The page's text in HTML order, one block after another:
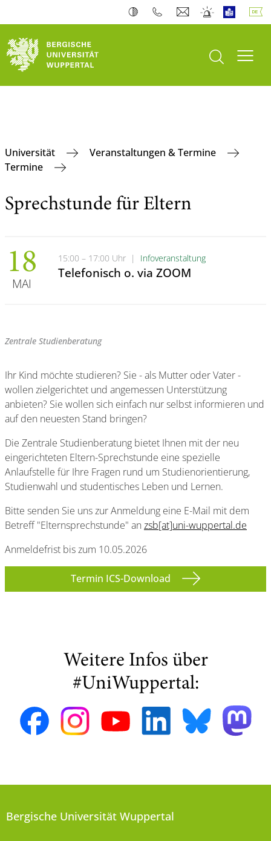
Suche öffnen
Universität
Veranstaltungen & Termine
Termine
Sprechstunde für Eltern
18
MAI
15:00 – 17:00 Uhr | Infoveranstaltung
Telefonisch o. via ZOOM
Zentrale Studienberatung
Ihr Kind möchte studieren? Sie - als Mutter oder Vater -
wollen zielgerichtet und angemessen Unterstützung
anbieten? Sie wollen sich einfach nur selbst informieren und
auf den neuesten Stand bringen?
Die Zentrale Studienberatung bietet Ihnen mit der neu
eingerichteten Eltern-Sprechstunde eine spezielle
Anlaufstelle für Ihre Fragen rund um Studienorientierung,
Studienwahl und studentisches Leben und Lernen.
Bitte senden Sie uns zur Anmeldung eine E-Mail mit dem
Betreff "Elternsprechstunde" an zsb[at]uni-wuppertal.de
Anmeldefrist bis zum 10.05.2026
Termin ICS-Download
Weitere Infos über
#UniWuppertal:
Bergische Universität Wuppertal